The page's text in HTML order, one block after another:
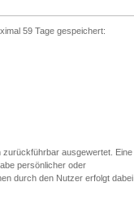
59 Tage gespeichert:
ausgewertet. Eine
persönlicher oder
durch den Nutzer erfolgt dabei